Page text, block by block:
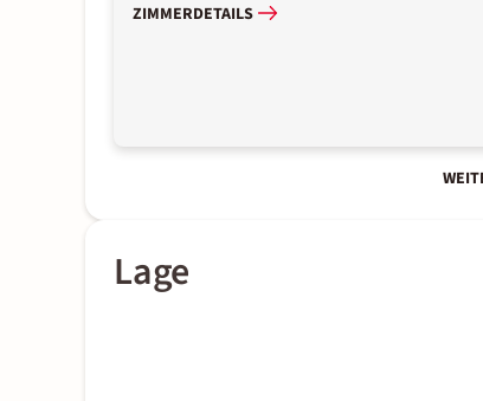
ZIMMERDETAILS
Lage